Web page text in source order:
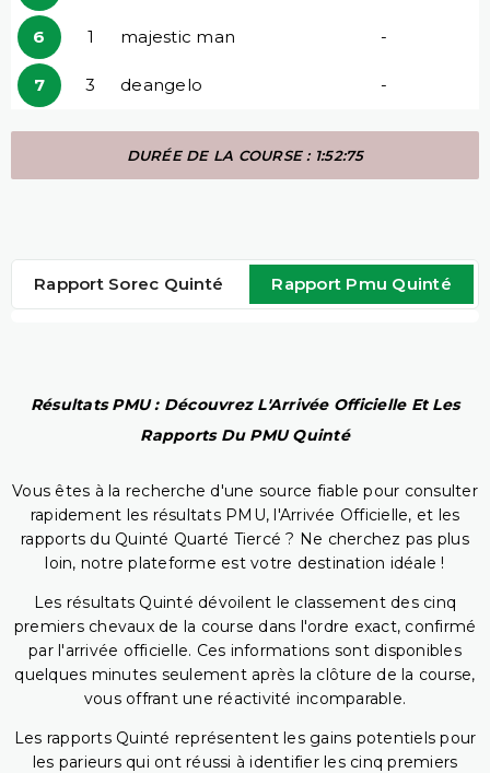
6 1 majestic man -
7 3 deangelo -
DURÉE DE LA COURSE : 1:52:75
Rapport Sorec Quinté Rapport Pmu Quinté
Résultats PMU : Découvrez L'Arrivée Officielle Et Les
Rapports Du PMU Quinté
Vous êtes à la recherche d'une source fiable pour consulter
rapidement les résultats PMU, l'Arrivée Officielle, et les
rapports du Quinté Quarté Tiercé ? Ne cherchez pas plus
loin, notre plateforme est votre destination idéale !
Les résultats Quinté dévoilent le classement des cinq
premiers chevaux de la course dans l'ordre exact, confirmé
par l'arrivée officielle. Ces informations sont disponibles
quelques minutes seulement après la clôture de la course,
vous offrant une réactivité incomparable.
Les rapports Quinté représentent les gains potentiels pour
les parieurs qui ont réussi à identifier les cinq premiers